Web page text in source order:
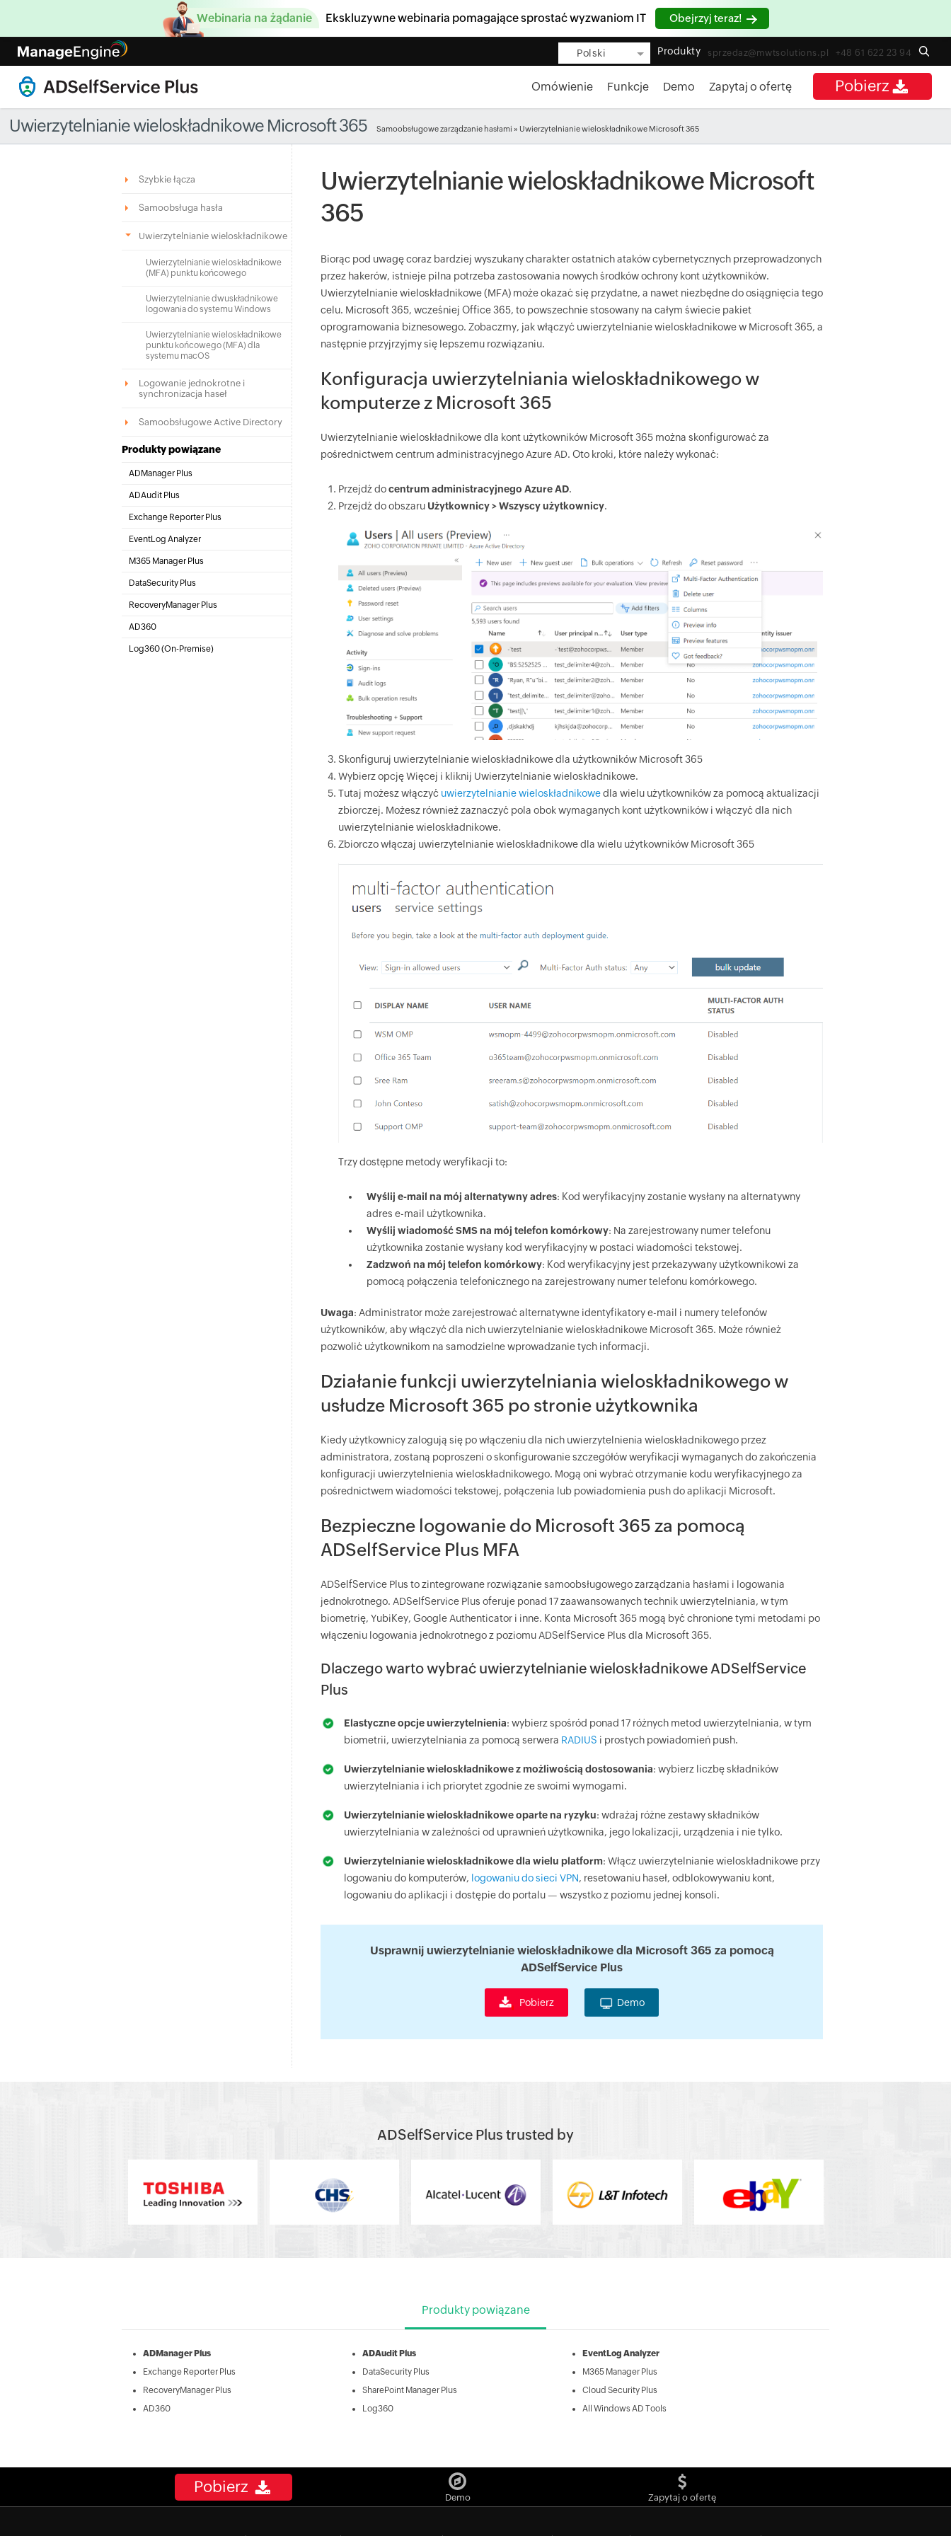
Webinaria na żądanie Ekskluzywne webinaria pomagające sprostać wyzwaniom IT Obejrzyj teraz!
Polski Produkty sprzedaz@mwtsolutions.pl +48 61 622 23 94
Pobierz
Omówienie Funkcje Demo Zapytaj o ofertę
Uwierzytelnianie wieloskładnikowe Microsoft 365 Samoobsługowe zarządzanie hasłami » Uwierzytelnianie wieloskładnikowe Microsoft 365
Szybkie łącza
Samoobsługa hasła
Uwierzytelnianie wieloskładnikowe
Uwierzytelnianie wieloskładnikowe
(MFA) punktu końcowego
Uwierzytelnianie dwuskładnikowe
logowania do systemu Windows
Uwierzytelnianie wieloskładnikowe
punktu końcowego (MFA) dla
systemu macOS
Logowanie jednokrotne i
synchronizacja haseł
Samoobsługowe Active Directory
Produkty powiązane
ADManager Plus
Zarządzanie i raportowanie Active Directory,
Microsoft 365 i Exchange
ADAudit Plus
Audyt zmian w czasie rzeczywistym w Active
Directory, plikach i serwerach Windows
Exchange Reporter Plus
Raportowanie, audyty i monitorowanie dla
hybrydowego Exchange i Skype
EventLog Analyzer
Wyczerpujące zarządzanie dziennikami i
zgodnością IT
M365 Manager Plus
Zarządzanie, raportowanie i inspekcje
Microsoft 365
DataSecurity Plus
Inspekcje plików, przeciwdziałanie wyciekom
danych i ocena ryzyka danych
RecoveryManager Plus
Active Directory, Microsoft 365 i Exchange
AD360
Log360 (On-Premise)
Uwierzytelnianie wieloskładnikowe Microsoft
365
Biorąc pod uwagę coraz bardziej wyszukany charakter ostatnich ataków cybernetycznych przeprowadzonych
przez hakerów, istnieje pilna potrzeba zastosowania nowych środków ochrony kont użytkowników.
Uwierzytelnianie wieloskładnikowe (MFA) może okazać się przydatne, a nawet niezbędne do osiągnięcia tego
celu. Microsoft 365, wcześniej Office 365, to powszechnie stosowany na całym świecie pakiet
oprogramowania biznesowego. Zobaczmy, jak włączyć uwierzytelnianie wieloskładnikowe w Microsoft 365, a
następnie przyjrzyjmy się lepszemu rozwiązaniu.
Konfiguracja uwierzytelniania wieloskładnikowego w
komputerze z Microsoft 365
Uwierzytelnianie wieloskładnikowe dla kont użytkowników Microsoft 365 można skonfigurować za
pośrednictwem centrum administracyjnego Azure AD. Oto kroki, które należy wykonać:
Przejdź docentrum administracyjnego Azure AD.
Przejdź do obszaru Użytkownicy > Wszyscy użytkownicy.
Skonfiguruj uwierzytelnianie wieloskładnikowe dla użytkowników Microsoft 365
Wybierz opcję Więcej i kliknij Uwierzytelnianie wieloskładnikowe.
Tutaj możesz włączyć uwierzytelnianie wieloskładnikowedla wielu użytkowników za pomocą aktualizacji
zbiorczej. Możesz również zaznaczyć pola obok wymaganych kont użytkowników i włączyć dla nich
uwierzytelnianie wieloskładnikowe.
Zbiorczo włączaj uwierzytelnianie wieloskładnikowe dla wielu użytkowników Microsoft 365
Trzy dostępne metody weryfikacji to:
Wyślij e-mail na mój alternatywny adres: Kod weryfikacyjny zostanie wysłany na alternatywny
adres e-mail użytkownika.
Wyślij wiadomość SMS na mój telefon komórkowy: Na zarejestrowany numer telefonu
użytkownika zostanie wysłany kod weryfikacyjny w postaci wiadomości tekstowej.
Zadzwoń na mój telefon komórkowy: Kod weryfikacyjny jest przekazywany użytkownikowi za
pomocą połączenia telefonicznego na zarejestrowany numer telefonu komórkowego.
Uwaga: Administrator może zarejestrować alternatywne identyfikatory e-mail i numery telefonów
użytkowników, aby włączyć dla nich uwierzytelnianie wieloskładnikowe Microsoft 365. Może również
pozwolić użytkownikom na samodzielne wprowadzanie tych informacji.
Działanie funkcji uwierzytelniania wieloskładnikowego w
usłudze Microsoft 365 po stronie użytkownika
Kiedy użytkownicy zalogują się po włączeniu dla nich uwierzytelnienia wieloskładnikowego przez
administratora, zostaną poproszeni o skonfigurowanie szczegółów weryfikacji wymaganych do zakończenia
konfiguracji uwierzytelnienia wieloskładnikowego. Mogą oni wybrać otrzymanie kodu weryfikacyjnego za
pośrednictwem wiadomości tekstowej, połączenia lub powiadomienia push do aplikacji Microsoft.
Bezpieczne logowanie do Microsoft 365 za pomocą
ADSelfService Plus MFA
ADSelfService Plus to zintegrowane rozwiązanie samoobsługowego zarządzania hasłami i logowania
jednokrotnego. ADSelfService Plus oferuje ponad 17 zaawansowanych technik uwierzytelniania, w tym
biometrię, YubiKey, Google Authenticator i inne. Konta Microsoft 365 mogą być chronione tymi metodami po
włączeniu logowania jednokrotnego z poziomu ADSelfService Plus dla Microsoft 365.
Dlaczego warto wybrać uwierzytelnianie wieloskładnikowe ADSelfService
Plus
Elastyczne opcje uwierzytelnienia: wybierz spośród ponad 17 różnych metod uwierzytelniania, w tym
biometrii, uwierzytelniania za pomocą serwera RADIUS i prostych powiadomień push.
Uwierzytelnianie wieloskładnikowe z możliwością dostosowania: wybierz liczbę składników
uwierzytelniania i ich priorytet zgodnie ze swoimi wymogami.
Uwierzytelnianie wieloskładnikowe oparte na ryzyku: wdrażaj różne zestawy składników
uwierzytelniania w zależności od uprawnień użytkownika, jego lokalizacji, urządzenia i nie tylko.
Uwierzytelnianie wieloskładnikowe dla wielu platform: Włącz uwierzytelnianie wieloskładnikowe przy
logowaniu do komputerów, logowaniu do sieci VPN, resetowaniu haseł, odblokowywaniu kont,
logowaniu do aplikacji i dostępie do portalu — wszystko z poziomu jednej konsoli.
Usprawnij uwierzytelnianie wieloskładnikowe dla Microsoft 365 za pomocą
ADSelfService Plus
Pobierz Demo
ADSelfService Plus trusted by
Produkty powiązane
ADManager Plus
Exchange Reporter Plus
RecoveryManager Plus
AD360
ADAudit Plus
DataSecurity Plus
SharePoint Manager Plus
Log360
EventLog Analyzer
M365 Manager Plus
Cloud Security Plus
All Windows AD Tools
Pobierz
Demo Zapytaj o ofertę